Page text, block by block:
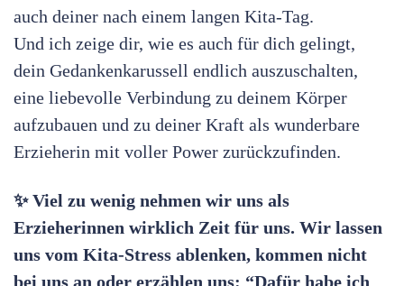
auch deiner nach einem langen Kita-Tag.
Und ich zeige dir, wie es auch für dich gelingt,
dein Gedankenkarussell endlich auszuschalten,
eine liebevolle Verbindung zu deinem Körper
aufzubauen und zu deiner Kraft als wunderbare
Erzieherin mit voller Power zurückzufinden.
✨ Viel zu wenig nehmen wir uns als
Erzieherinnen wirklich Zeit für uns. Wir lassen
uns vom Kita-Stress ablenken, kommen nicht
bei uns an oder erzählen uns: “Dafür habe ich